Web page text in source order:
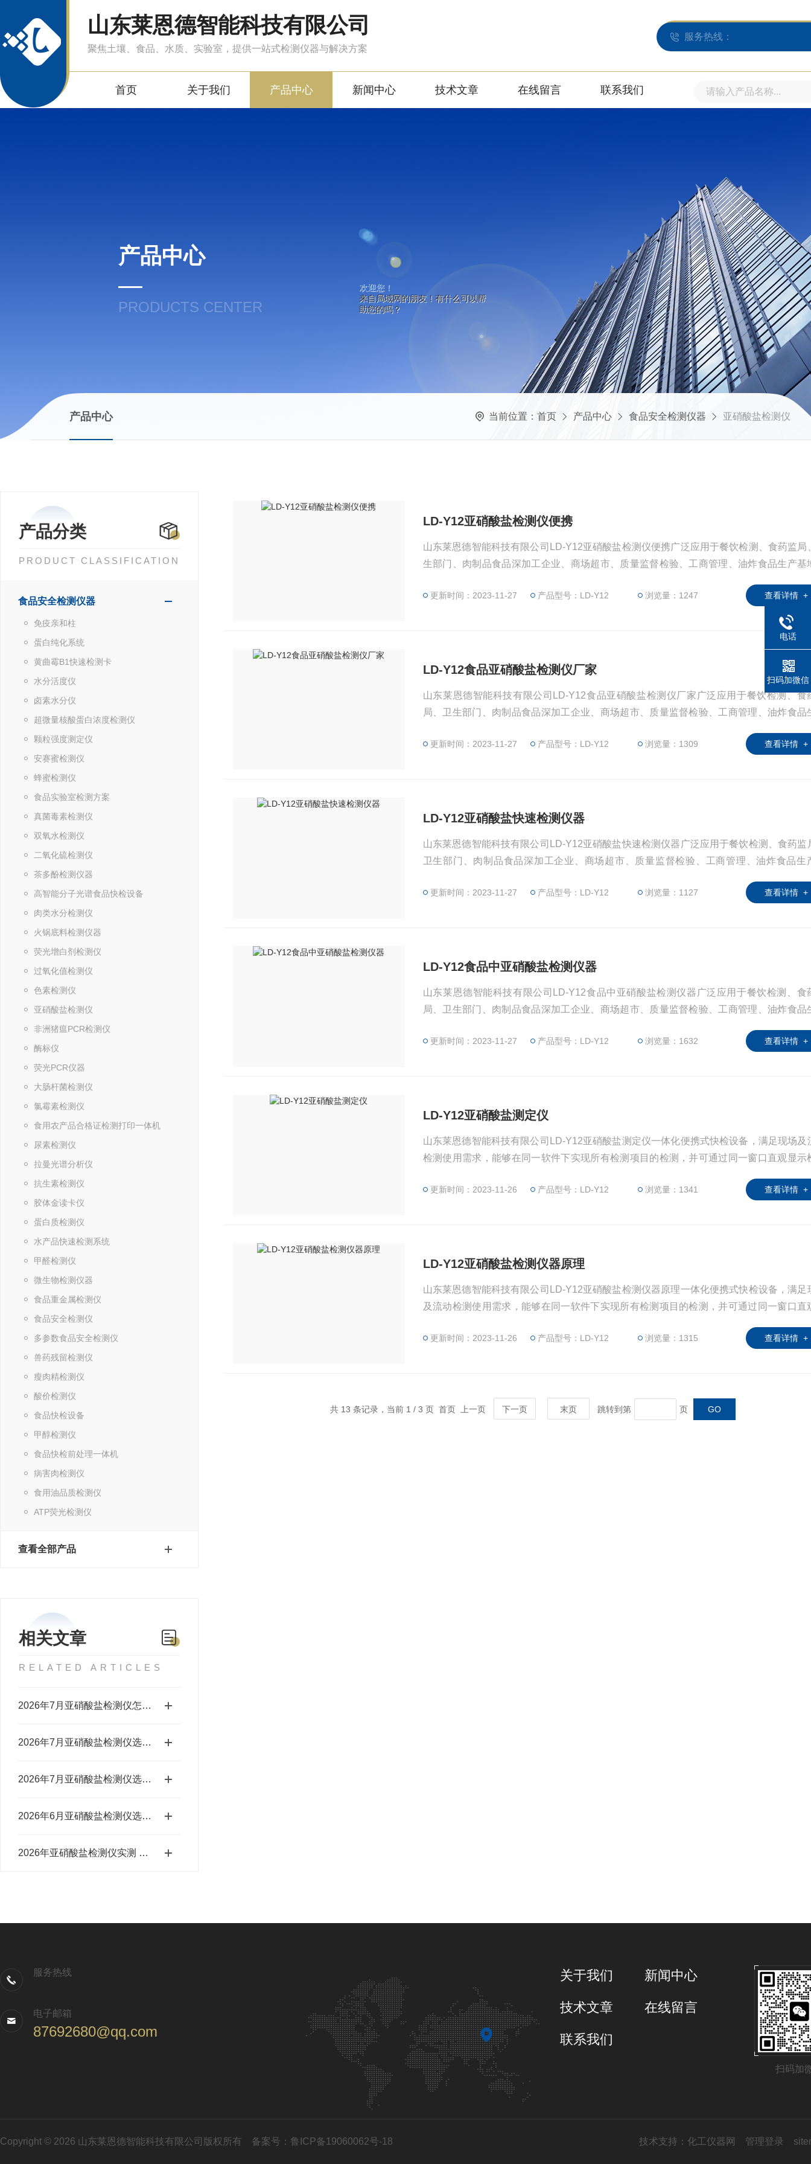
欢迎您！
来自局域网的朋友！有什么可以帮
助您的吗？
山东莱恩德智能科技有限公司
聚焦土壤、食品、水质、实验室，提供一站式检测仪器与解决方案
服务热线：
首页 关于我们 产品中心 新闻中心 技术文章 在线留言 联系我们
产品中心
PRODUCTS CENTER
产品中心 当前位置： 首页 产品中心 食品安全检测仪器 亚硝酸盐检测仪
产品分类
PRODUCT CLASSIFICATION
食品安全检测仪器
免疫亲和柱
蛋白纯化系统
黄曲霉B1快速检测卡
水分活度仪
卤素水分仪
超微量核酸蛋白浓度检测仪
颗粒强度测定仪
安赛蜜检测仪
蜂蜜检测仪
食品实验室检测方案
真菌毒素检测仪
双氧水检测仪
二氧化硫检测仪
茶多酚检测仪器
高智能分子光谱食品快检设备
肉类水分检测仪
火锅底料检测仪器
荧光增白剂检测仪
过氧化值检测仪
色素检测仪
亚硝酸盐检测仪
非洲猪瘟PCR检测仪
酶标仪
荧光PCR仪器
大肠杆菌检测仪
氯霉素检测仪
食用农产品合格证检测打印一体机
尿素检测仪
拉曼光谱分析仪
抗生素检测仪
胶体金读卡仪
蛋白质检测仪
水产品快速检测系统
甲醛检测仪
微生物检测仪器
食品重金属检测仪
食品安全检测仪
多参数食品安全检测仪
兽药残留检测仪
瘦肉精检测仪
酸价检测仪
食品快检设备
甲醇检测仪
食品快检前处理一体机
病害肉检测仪
食用油品质检测仪
ATP荧光检测仪
查看全部产品
相关文章
RELATED ARTICLES
2026年7月亚硝酸盐检测仪怎么选？中央厨房采购指南
2026年7月亚硝酸盐检测仪选购指南：四品牌测评
2026年7月亚硝酸盐检测仪选购指南：品牌对比解析
2026年6月亚硝酸盐检测仪选购指南：品牌选型对比参考
2026年亚硝酸盐检测仪实测 主流品牌选购参考
LD-Y12亚硝酸盐检测仪便携
山东莱恩德智能科技有限公司LD-Y12亚硝酸盐检测仪便携广泛应用于餐饮检测、食药监局
生部门、肉制品食品深加工企业、商场超市、质量监督检验、工商管理、油炸食品生产基
更新时间：2023-11-27 产品型号：LD-Y12 浏览量：1247 查看详情 +
LD-Y12食品亚硝酸盐检测仪厂家
山东莱恩德智能科技有限公司LD-Y12食品亚硝酸盐检测仪厂家广泛应用于餐饮检测、食
局、卫生部门、肉制品食品深加工企业、商场超市、质量监督检验、工商管理、油炸食品
更新时间：2023-11-27 产品型号：LD-Y12 浏览量：1309 查看详情 +
LD-Y12亚硝酸盐快速检测仪器
山东莱恩德智能科技有限公司LD-Y12亚硝酸盐快速检测仪器广泛应用于餐饮检测、食药监
卫生部门、肉制品食品深加工企业、商场超市、质量监督检验、工商管理、油炸食品生
更新时间：2023-11-27 产品型号：LD-Y12 浏览量：1127 查看详情 +
LD-Y12食品中亚硝酸盐检测仪器
山东莱恩德智能科技有限公司LD-Y12食品中亚硝酸盐检测仪器广泛应用于餐饮检测、食
局、卫生部门、肉制品食品深加工企业、商场超市、质量监督检验、工商管理、油炸食品
更新时间：2023-11-27 产品型号：LD-Y12 浏览量：1632 查看详情 +
LD-Y12亚硝酸盐测定仪
山东莱恩德智能科技有限公司LD-Y12亚硝酸盐测定仪一体化便携式快检设备，满足现场及
检测使用需求，能够在同一软件下实现所有检测项目的检测，并可通过同一窗口直观显示
更新时间：2023-11-26 产品型号：LD-Y12 浏览量：1341 查看详情 +
LD-Y12亚硝酸盐检测仪器原理
山东莱恩德智能科技有限公司LD-Y12亚硝酸盐检测仪器原理一体化便携式快检设备，满足
及流动检测使用需求，能够在同一软件下实现所有检测项目的检测，并可通过同一窗口直
更新时间：2023-11-26 产品型号：LD-Y12 浏览量：1315 查看详情 +
共 13 条记录，当前 1 / 3 页 首页 上一页 下一页 末页 跳转到第 页
服务热线
电子邮箱
87692680@qq.com
扫码加
关于我们 新闻中心
技术文章 在线留言
联系我们
Copyright © 2026 山东莱恩德智能科技有限公司版权所有 备案号：鲁ICP备19060062号-18 技术支持： 化工仪器网 管理登录
电话
扫码加微信